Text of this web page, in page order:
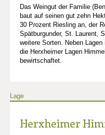
Das Weingut der Familie
baut auf seinen gut zehn
30 Prozent Riesling an, der
Spätburgunder, St. Laurent,
weitere Sorten. Neben
die Herxheimer Lagen
bewirtschaftet.
Lage
Herxheimer